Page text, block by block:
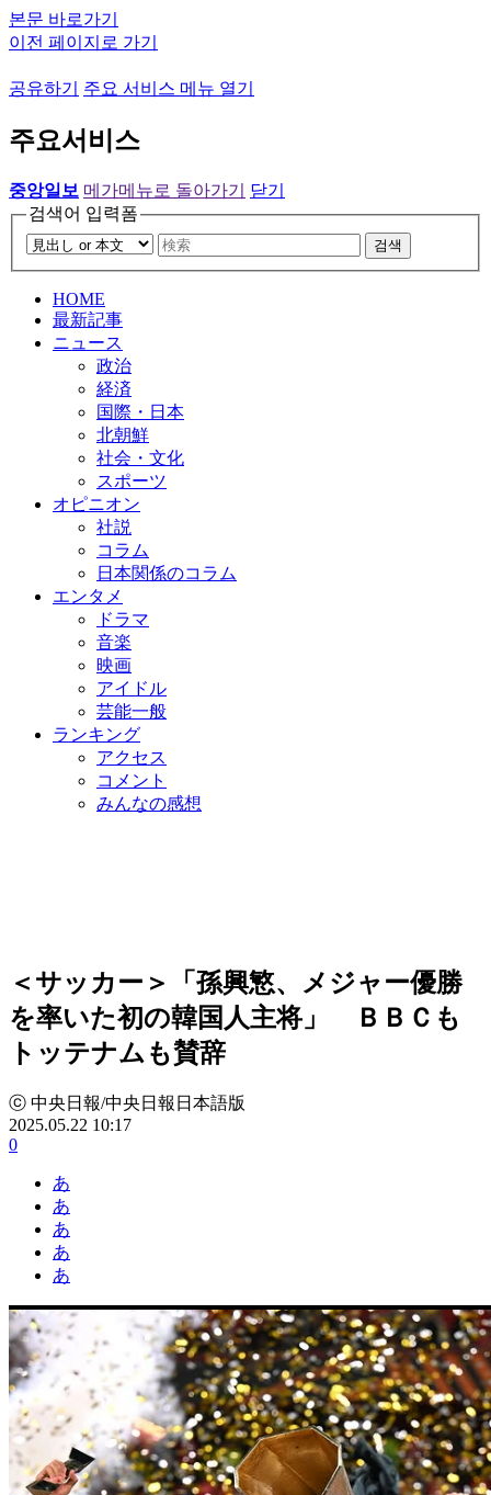
본문 바로가기
이전 페이지로 가기
공유하기 주요 서비스 메뉴 열기
주요서비스
중앙일보 메가메뉴로 돌아가기
닫기
검색어 입력폼
검색
HOME
最新記事
ニュース
政治
経済
国際・日本
北朝鮮
社会・文化
スポーツ
オピニオン
社説
コラム
日本関係のコラム
エンタメ
ドラマ
音楽
映画
アイドル
芸能一般
ランキング
アクセス
コメント
みんなの感想
＜サッカー＞「孫興慜、メジャー優勝
を率いた初の韓国人主将」 ＢＢＣも
トッテナムも賛辞
ⓒ 中央日報/中央日報日本語版
2025.05.22 10:17
0
あ
あ
あ
あ
あ